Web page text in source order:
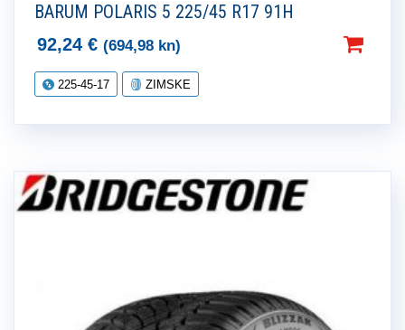
BARUM POLARIS 5 225/45 R17 91H
92,24 € (694,98 kn)
225-45-17 ZIMSKE